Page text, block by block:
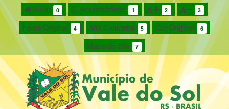
Início 0 Acessibilidade 1 2 3
Fonte Original 4 Alto Contraste 5 Cor Original 6
Mapa do Site 7